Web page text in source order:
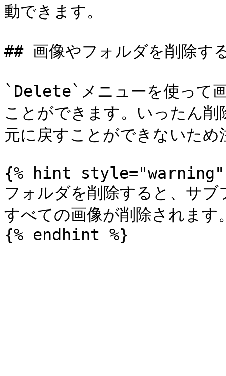
動できます。
## 画像やフォルダを削除す
`Delete`メニューを使って
ことができます。いったん
元に戻すことができないた
{% hint style="warning"
フォルダを削除すると、サ
すべての画像が削除されます